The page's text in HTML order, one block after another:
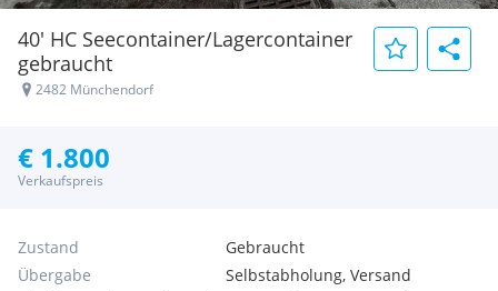
40' HC Seecontainer/Lagercontainer
gebraucht
2482 Münchendorf
€ 1.800
Verkaufspreis
Zustand
Gebraucht
Übergabe
Selbstabholung, Versand